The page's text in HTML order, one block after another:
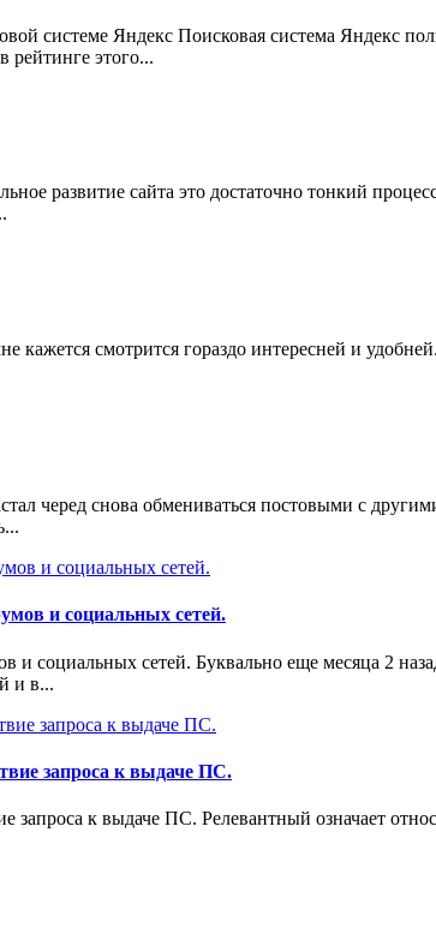
системе Яндекс Поисковая система Яндекс
этого...
развитие сайта это достаточно тонкий
кажется смотрится гораздо интересней и
черед снова обмениваться постовыми с
и социальных сетей.
и социальных сетей. Буквально еще месяца 2
и в...
запроса к выдаче ПС.
запроса к выдаче ПС. Релевантный означает